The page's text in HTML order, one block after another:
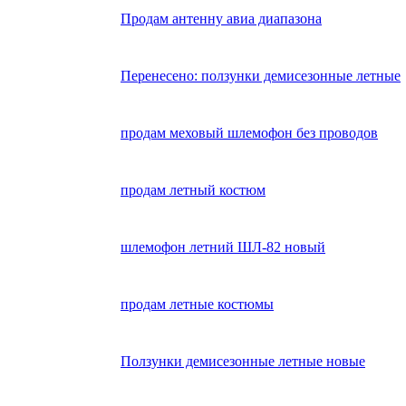
Продам антенну авиа диапазона
Перенесено: ползунки демисезонные летные
продам меховый шлемофон без проводов
продам летный костюм
шлемофон летний ШЛ-82 новый
продам летные костюмы
Ползунки демисезонные летные новые